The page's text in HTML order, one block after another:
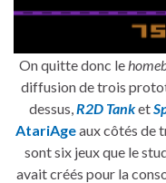
On quitte donc le
diffusion de trois
dessus, R2D Tanket
AtariAgeaux côtés de
sont six jeux que le
avait créés pour la